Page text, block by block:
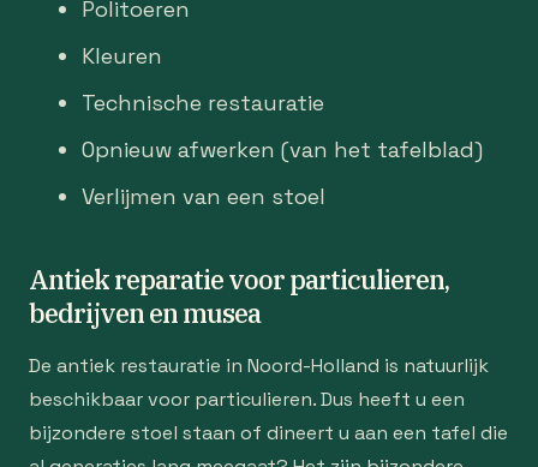
Politoeren
Kleuren
Technische restauratie
Opnieuw afwerken (van het tafelblad)
Verlijmen van een stoel
Antiek reparatie voor particulieren,
bedrijven en musea
De antiek restauratie in Noord-Holland is natuurlijk
beschikbaar voor particulieren. Dus heeft u een
bijzondere stoel staan of dineert u aan een tafel die